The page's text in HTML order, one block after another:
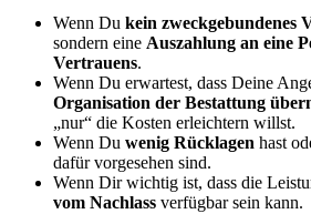
Wenn Du kein zweckgebundenes
sondern eine Auszahlung an eine
Vertrauens.
Wenn Du erwartest, dass Deine
Organisation der Bestattung
„nur“ die Kosten erleichtern willst.
Wenn Du wenig Rücklagen hast
dafür vorgesehen sind.
Wenn Dir wichtig ist, dass die
vom Nachlass verfügbar sein kann.